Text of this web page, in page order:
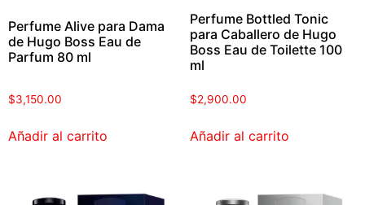
Perfume Alive para Dama
de Hugo Boss Eau de
Parfum 80 ml
$3,150.00
Añadir al carrito
Perfume Bottled Tonic
para Caballero de Hugo
Boss Eau de Toilette 100
ml
$2,900.00
Añadir al carrito